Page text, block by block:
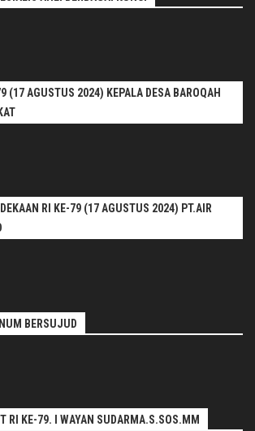
(17 AGUSTUS 2024) KEPALA DESA BAROQAH
RI KE-79 (17 AGUSTUS 2024) PT.AIR
BERSUJUD
RI KE-79. I WAYAN SUDARMA.S.SOS.MM